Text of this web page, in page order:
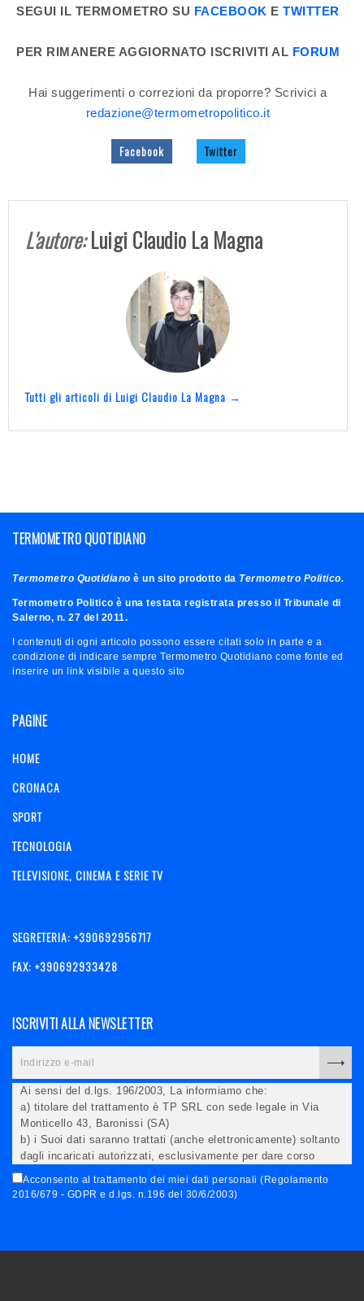
SEGUI IL TERMOMETRO SU FACEBOOK ETWITTER
PER RIMANERE AGGIORNATO ISCRIVITI AL FORUM
Hai suggerimenti o correzioni da proporre? Scrivici a
redazione@termometropolitico.it
Facebook Twitter
L'autore:Luigi Claudio La Magna
Tutti gli articoli di Luigi Claudio La Magna →
TERMOMETRO QUOTIDIANO
Termometro Quotidiano è un sito prodotto da Termometro Politico.
Termometro Politico è una testata registrata presso il Tribunale di
Salerno, n. 27 del 2011.
I contenuti di ogni articolo possono essere citati solo in parte e a
condizione di indicare sempre Termometro Quotidiano come fonte ed
inserire un link visibile a questo sito
PAGINE
HOME
CRONACA
SPORT
TECNOLOGIA
TELEVISIONE, CINEMA E SERIE TV
SEGRETERIA: +390692956717
FAX: +390692933428
ISCRIVITI ALLA NEWSLETTER
Ai sensi del d.lgs. 196/2003, La informiamo che:
a) titolare del trattamento è TP SRL con sede legale in Via
Monticello 43, Baronissi (SA)
b) i Suoi dati saranno trattati (anche elettronicamente) soltanto
dagli incaricati autorizzati, esclusivamente per dare corso
all'invio della newsletter e per l'invio (anche via email) di
informazioni relative alle iniziative del Titolare;
responsabile per conoscere i Suoi dati, verificare le modalità
Acconsento al trattamento dei miei dati personali (Regolamento
2016/679 - GDPR e d.lgs. n.196 del 30/6/2003)